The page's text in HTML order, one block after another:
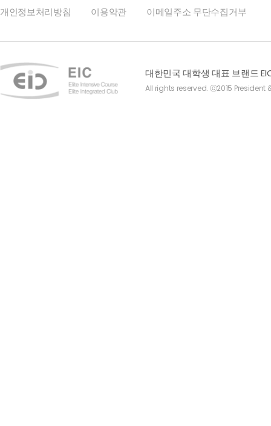
개인정보처리방침 이용약관 이메일주소 무단수집거부
대한민국 대학생 대표 브랜드
All rights reserved. ⓒ2015